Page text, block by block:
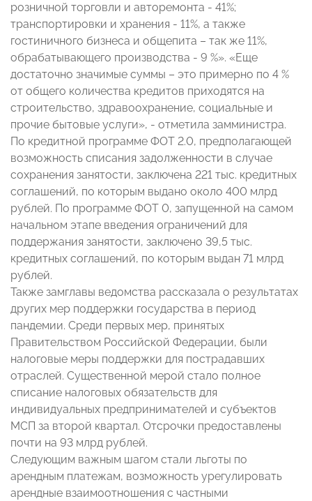
розничной торговли и авторемонта - 41%;
транспортировки и хранения - 11%, а также
гостиничного бизнеса и общепита – так же 11%,
обрабатывающего производства - 9 %». «Еще
достаточно значимые суммы – это примерно по 4 %
от общего количества кредитов приходятся на
строительство, здравоохранение, социальные и
прочие бытовые услуги», - отметила замминистра.
По кредитной программе ФОТ 2.0, предполагающей
возможность списания задолженности в случае
сохранения занятости, заключена 221 тыс. кредитных
соглашений, по которым выдано около 400 млрд
рублей. По программе ФОТ 0, запущенной на самом
начальном этапе введения ограничений для
поддержания занятости, заключено 39,5 тыс.
кредитных соглашений, по которым выдан 71 млрд
рублей.
Также замглавы ведомства рассказала о результатах
других мер поддержки государства в период
пандемии. Среди первых мер, принятых
Правительством Российской Федерации, были
налоговые меры поддержки для пострадавших
отраслей. Существенной мерой стало полное
списание налоговых обязательств для
индивидуальных предпринимателей и субъектов
МСП за второй квартал. Отсрочки предоставлены
почти на 93 млрд рублей.
Следующим важным шагом стали льготы по
арендным платежам, возможность урегулировать
арендные взаимоотношения с частными